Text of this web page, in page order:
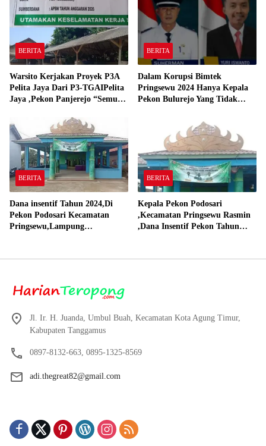
BERITA
Warsito Kerjakan Proyek P3A
Pelita Jaya Dari P3-TGAIPelita
Jaya ,Pekon Panjerejo “Semua
BERITA
Dalam Korupsi Bimtek
Pringsewu 2024 Hanya Kepala
Pekon Bulurejo Yang Tidak
BERITA
Dana insentif Tahun 2024,Di
Pekon Podosari Kecamatan
Pringsewu,Lampung
BERITA
Kepala Pekon Podosari
,Kecamatan Pringsewu Rasmin
,Dana Insentif Pekon Tahun
Jl. Ir. H. Juanda, Umbul Buah, Kecamatan Kota Agung Timur,
Kabupaten Tanggamus
0897-8132-663, 0895-1325-8569
adi.thegreat82@gmail.com